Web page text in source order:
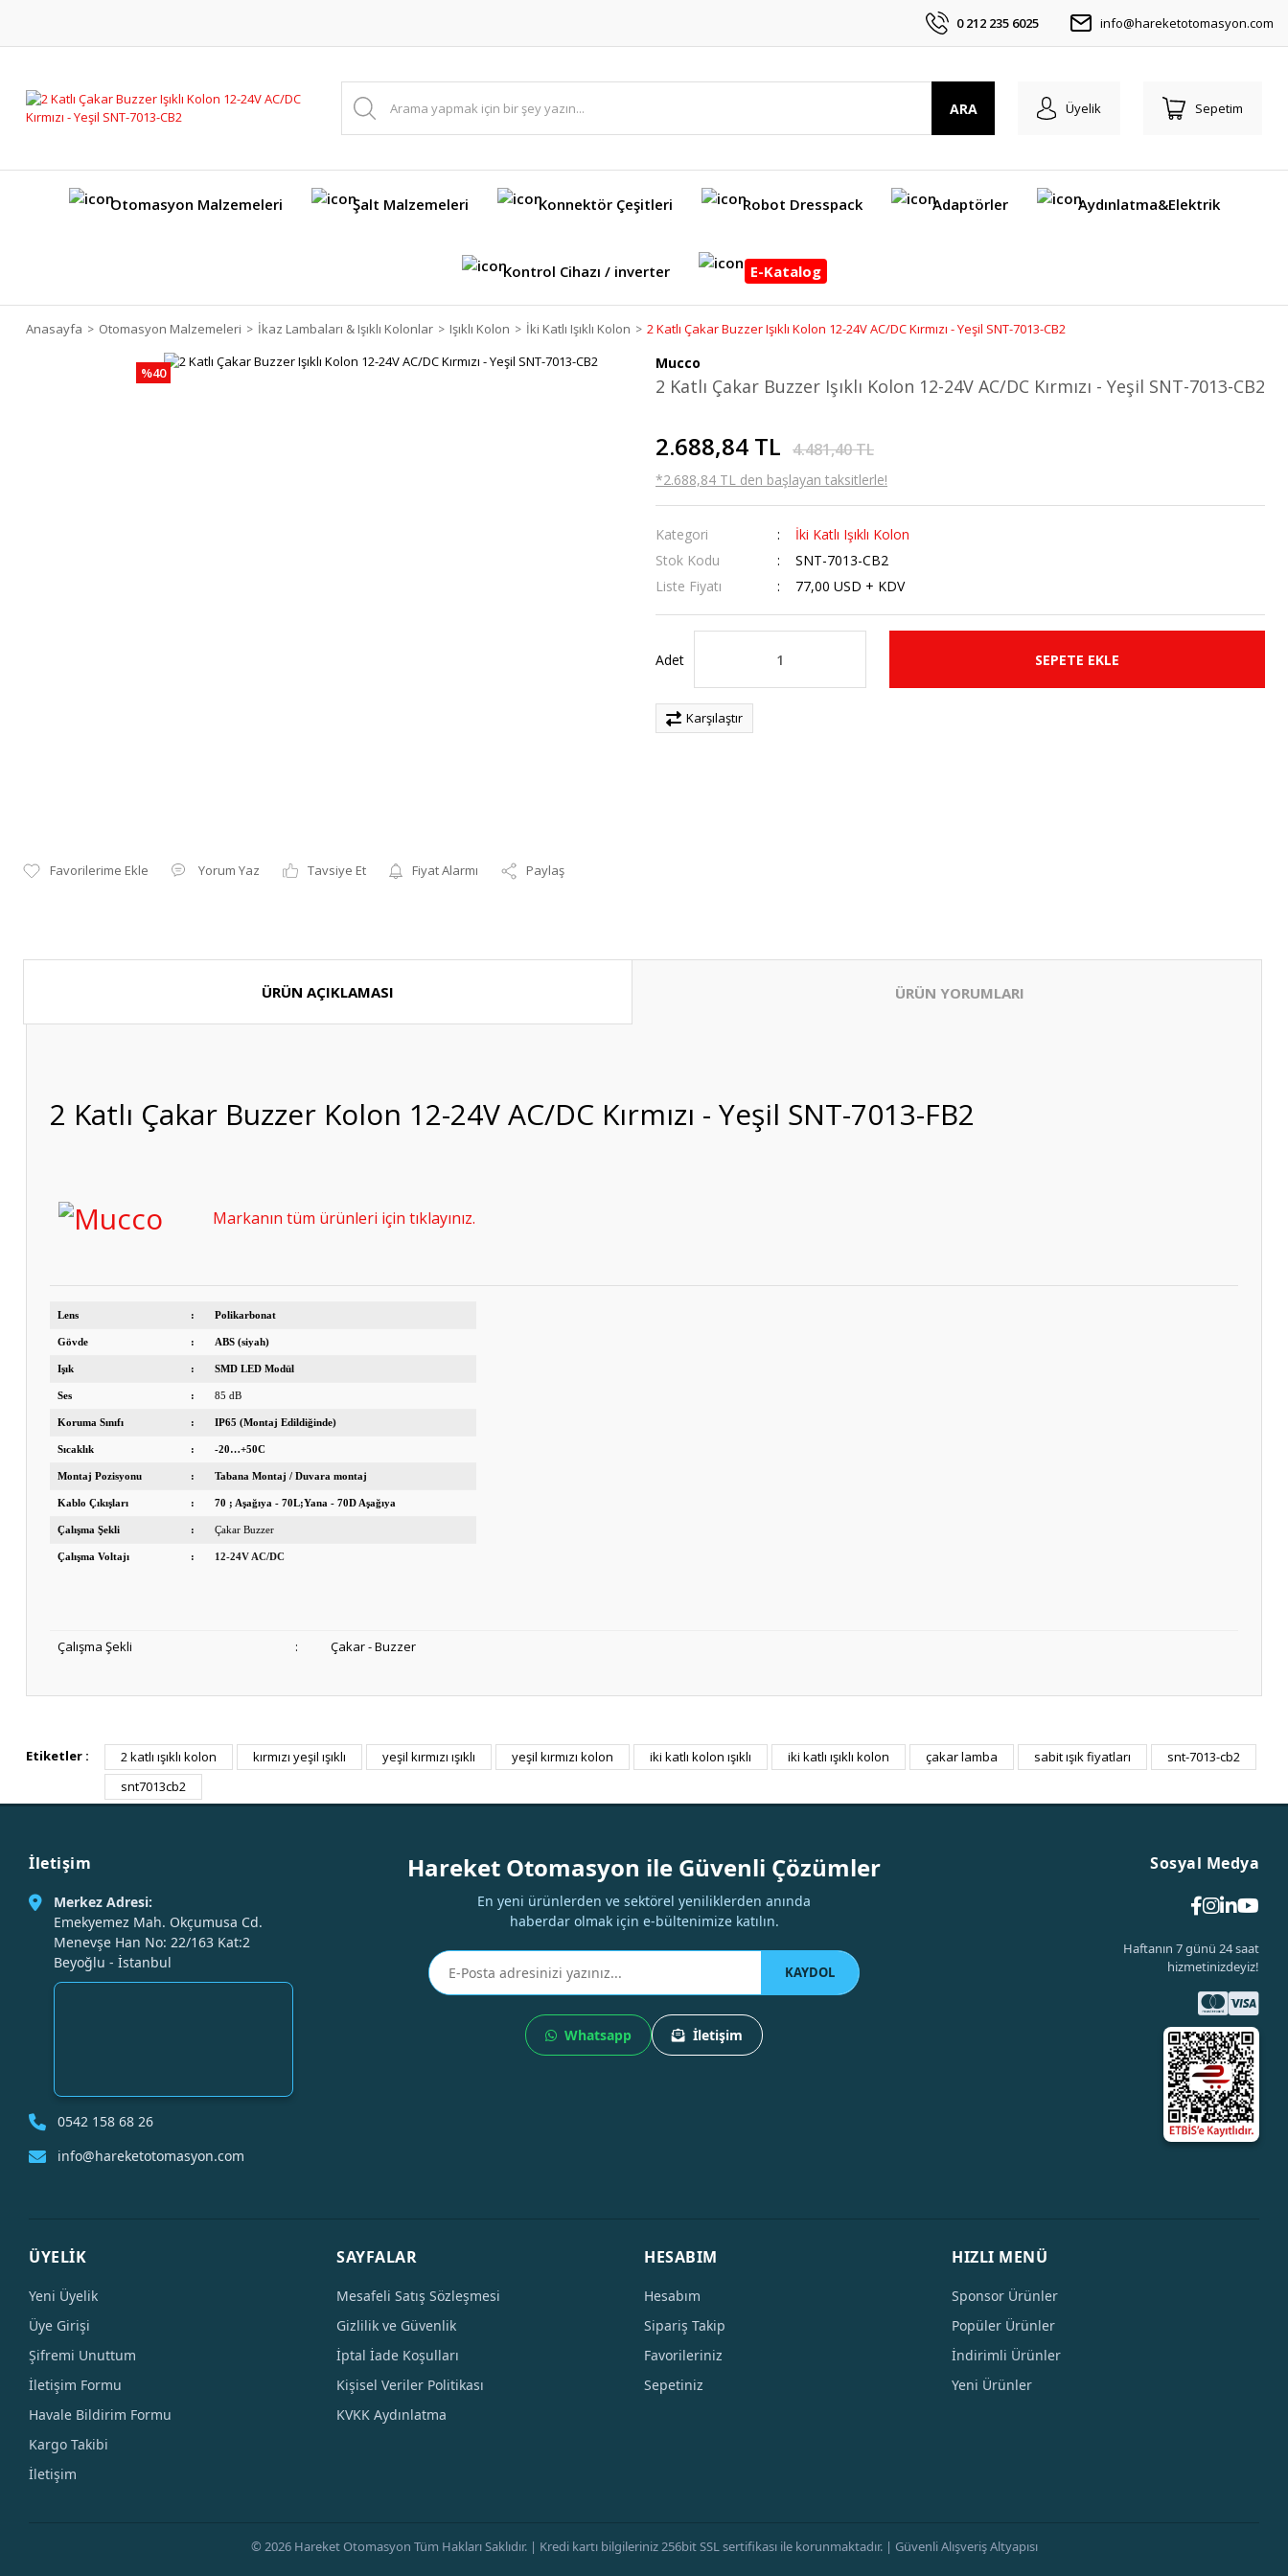
0 212 235 6025 info@hareketotomasyon.com
ARA Üyelik Sepetim
Otomasyon Malzemeleri Şalt Malzemeleri Konnektör Çeşitleri Robot Dresspack Adaptörler Aydınlatma&Elektrik
Kontrol Cihazı / inverter E-Katalog
Anasayfa Otomasyon Malzemeleri İkaz Lambaları & Işıklı Kolonlar Işıklı Kolon İki Katlı Işıklı Kolon 2 Katlı Çakar Buzzer Işıklı Kolon 12-24V AC/DC Kırmızı - Yeşil SNT-7013-CB2
%40
Yorum Yaz Tavsiye Et Fiyat Alarmı Paylaş
Mucco
2 Katlı Çakar Buzzer Işıklı Kolon 12-24V AC/DC Kırmızı - Yeşil SNT-7013-CB2
2.688,84 TL 4.481,40 TL
*2.688,84 TL den başlayan taksitlerle!
Kategori
İki Katlı Işıklı Kolon
Stok Kodu
SNT-7013-CB2
Liste Fiyatı
77,00 USD + KDV
Adet SEPETE EKLE
Karşılaştır
ÜRÜN AÇIKLAMASI ÜRÜN YORUMLARI
2 Katlı Çakar Buzzer Kolon 12-24V AC/DC Kırmızı - Yeşil SNT-7013-FB2
Markanın tüm ürünleri için tıklayınız.
Lens : Polikarbonat
Gövde : ABS (siyah)
Işık : SMD LED Modül
Ses : 85 dB
Koruma Sınıfı : IP65 (Montaj Edildiğinde)
Sıcaklık : -20…+50C
Montaj Pozisyonu : Tabana Montaj / Duvara montaj
Kablo Çıkışları : 70 ; Aşağıya - 70L;Yana - 70D Aşağıya
Çalışma Şekli : Çakar Buzzer
Çalışma Voltajı : 12-24V AC/DC
Çalışma Şekli : Çakar - Buzzer
Bu ürüne ilk yorumu siz yapın!
Etiketler : 2 katlı ışıklı kolon kırmızı yeşil ışıklı yeşil kırmızı ışıklı yeşil kırmızı kolon iki katlı kolon ışıklı iki katlı ışıklı kolon çakar lamba sabit ışık fiyatları
snt-7013-cb2
snt7013cb2
İletişim
Merkez Adresi:
Emekyemez Mah. Okçumusa Cd.
Menevşe Han No: 22/163 Kat:2
Beyoğlu - İstanbul
0542 158 68 26
info@hareketotomasyon.com
Hareket Otomasyon ile Güvenli Çözümler
En yeni ürünlerden ve sektörel yeniliklerden anında
haberdar olmak için e-bültenimize katılın.
KAYDOL
Whatsapp İletişim
Sosyal Medya
Haftanın 7 günü 24 saat
hizmetinizdeyiz!
ÜYELİK
Yeni Üyelik
Üye Girişi
Şifremi Unuttum
İletişim Formu
Havale Bildirim Formu
Kargo Takibi
İletişim
SAYFALAR
Mesafeli Satış Sözleşmesi
Gizlilik ve Güvenlik
İptal İade Koşulları
Kişisel Veriler Politikası
KVKK Aydınlatma
HESABIM
Hesabım
Sipariş Takip
Favorileriniz
Sepetiniz
HIZLI MENÜ
Sponsor Ürünler
Popüler Ürünler
İndirimli Ürünler
Yeni Ürünler
© 2026 Hareket Otomasyon Tüm Hakları Saklıdır. | Kredi kartı bilgileriniz 256bit SSL sertifikası ile korunmaktadır. | Güvenli Alışveriş Altyapısı